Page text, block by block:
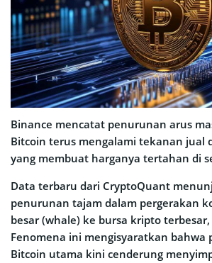
Binance mencatat penurunan arus
Bitcoin terus mengalami tekanan jual
yang membuat harganya tertahan di
Data terbaru dari CryptoQuant
penurunan tajam dalam pergerakan
besar (whale) ke bursa kripto terbesar,
Fenomena ini mengisyaratkan bahwa
Bitcoin utama kini cenderung